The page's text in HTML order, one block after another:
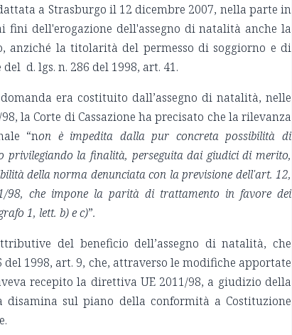
a Strasburgo il 12 dicembre 2007, nella parte in
dell'erogazione dell'assegno di natalità anche la
anziché la titolarità del permesso di soggiorno e di
d. lgs. n. 286 del 1998, art. 41.
era costituito dall’assegno di natalità, nelle
la Corte di Cassazione ha precisato che la rilevanza
“non è impedita dalla pur concreta possibilità di
la finalità, perseguita dai giudici di merito,
della norma denunciata con la previsione dell'art. 12,
98, che impone la parità di trattamento in favore dei
1, lett. b) e c)”.
del beneficio dell’assegno di natalità, che
1998, art. 9, che, attraverso le modifiche apportate
recepito la direttiva UE 2011/98, a giudizio della
disamina sul piano della conformità a Costituzione